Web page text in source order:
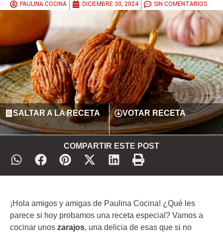
PAULINA COCINA DICIEMBRE 30, 2024 SIN COMENTARIOS
SALTAR A LA RECETA VOTAR RECETA
COMPARTIR ESTE POST
¡Hola amigos y amigas de Paulina Cocina! ¿Qué les
parece si hoy probamos una receta especial? Vamos a
cocinar unos zarajos, una delicia de esas que si no